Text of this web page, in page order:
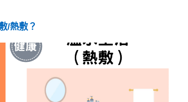
/熱敷？